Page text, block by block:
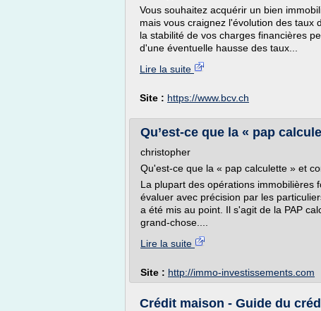
Vous souhaitez acquérir un bien
mais vous craignez l'évolution des taux
la stabilité de vos charges financières
d'une éventuelle hausse des taux...
Lire la suite
Site : https://www.bcv.ch
Qu’est-ce que la « pap
christopher
Qu'est-ce que la « pap calculette » et
La plupart des opérations immobilières
évaluer avec précision par les
a été mis au point. Il s'agit de la PAP
grand-chose....
Lire la suite
Site : http://immo-investissements.com
Crédit maison - Guide du